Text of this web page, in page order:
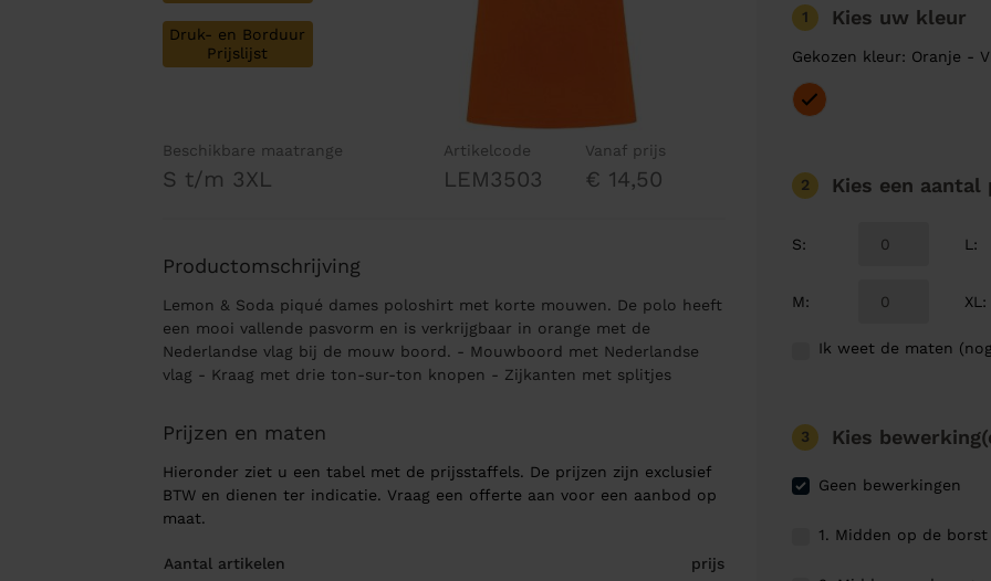
Druk- en Borduur
Prijslijst
Beschikbare maatrange
S t/m 3XL
Artikelcode
LEM3503
Vanaf prijs
€ 14,50
Productomschrijving
Lemon & Soda piqué dames poloshirt met korte mouwen. De polo heeft
een mooi vallende pasvorm en is verkrijgbaar in orange met de
Nederlandse vlag bij de mouw boord. - Mouwboord met Nederlandse
vlag - Kraag met drie ton-sur-ton knopen - Zijkanten met splitjes
Prijzen en maten
Hieronder ziet u een tabel met de prijsstaffels. De prijzen zijn exclusief
BTW en dienen ter indicatie. Vraag een offerte aan voor een aanbod op
maat.
Aantal artikelen prijs
1 Kies uw kleur
Gekozen kleur: Oranje -
2 Kies een aantal
S:
M:
L :
XL :
Ik weet de maten
3 Kies
Geen bewerkingen
1. Midden op de borst